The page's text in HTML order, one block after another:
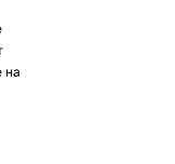
на